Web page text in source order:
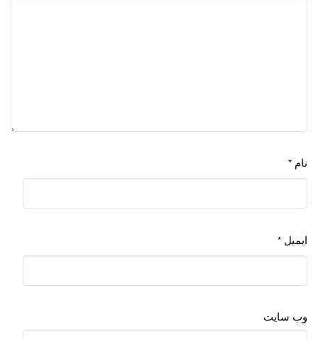
نام *
ایمیل *
وب‌ سایت